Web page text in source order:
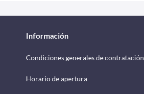
Información
Condiciones generales de contratación
Horario de apertura